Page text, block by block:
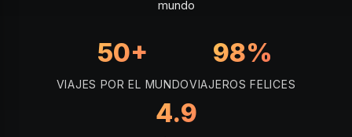
mundo
50+
VIAJES POR EL MUNDO
98%
VIAJEROS FELICES
4.9